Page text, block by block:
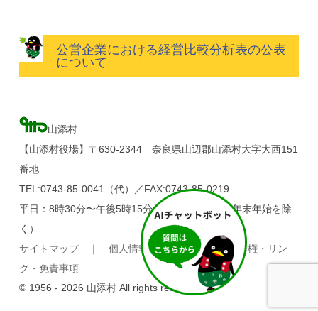
公営企業における経営比較分析表の公表
について
山添村
【山添村役場】〒630-2344 奈良県山辺郡山添村大字大西151
番地
TEL:0743-85-0041（代）／FAX:0743-85-0219
平日：8時30分〜午後5時15分（土・日・祝日、年末年始を除
く）
サイトマップ｜個人情報の取り扱い ｜ 著作権・リン
ク・免責事項
© 1956 - 2026 山添村 All rights reserved.